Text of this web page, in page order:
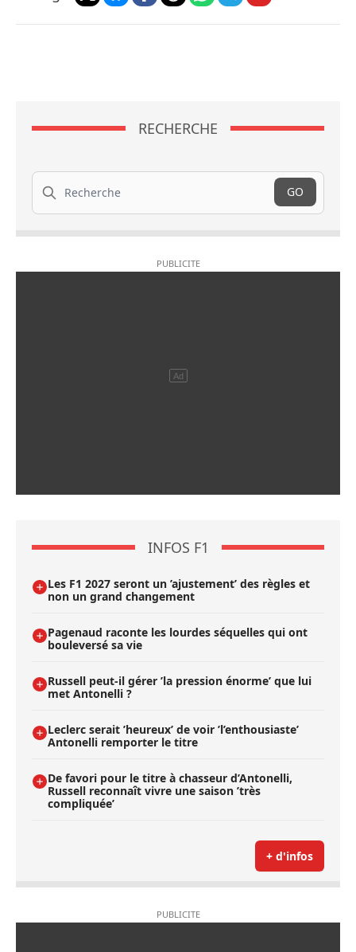
RECHERCHE
Recherche
GO
INFOS F1
Les F1 2027 seront un ’ajustement’ des règles et
non un grand changement
Pagenaud raconte les lourdes séquelles qui ont
bouleversé sa vie
Russell peut-il gérer ’la pression énorme’ que lui
met Antonelli ?
Leclerc serait ’heureux’ de voir ’l’enthousiaste’
Antonelli remporter le titre
De favori pour le titre à chasseur d’Antonelli,
Russell reconnaît vivre une saison ’très
compliquée’
+ d'infos